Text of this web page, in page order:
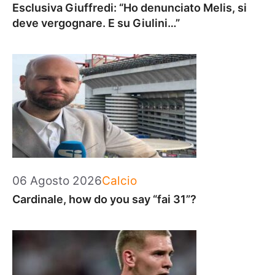
Esclusiva Giuffredi: “Ho denunciato Melis, si
deve vergognare. E su Giulini…”
06 Agosto 2026Categorie
Calcio
Cardinale, how do you say “fai 31”?